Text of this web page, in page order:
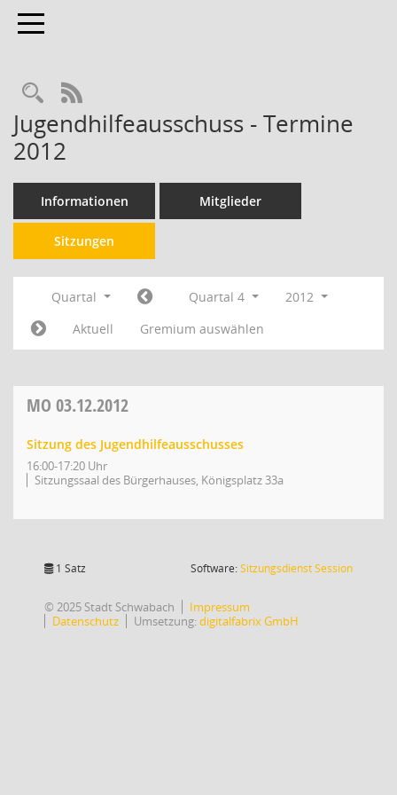
Toggle navigation
RSS-Feed
Jugendhilfeausschuss - Termine
2012
Informationen Mitglieder
Sitzungen
Quartal Quartal 4
2012
Aktuell
Gremium auswählen
MO 03.12.2012
Sitzung des Jugendhilfeausschusses
16:00-17:20 Uhr
Sitzungssaal des Bürgerhauses, Königsplatz 33a
1 Satz Software:SitzungsdienstSession(Wird in
© 2025 Stadt Schwabach
Impressum
Datenschutz
Umsetzung:digitalfabrix GmbH